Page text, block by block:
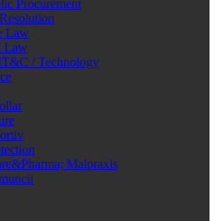
Procurement
Law
Law
/ Technology
Malpraxis